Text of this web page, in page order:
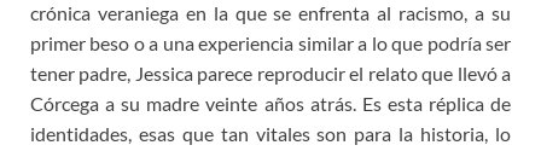
crónica veraniega en la que se enfrenta al racismo, a su
primer beso o a una experiencia similar a lo que podría ser
tener padre, Jessica parece reproducir el relato que llevó a
Córcega a su madre veinte años atrás. Es esta réplica de
identidades, esas que tan vitales son para la historia, lo